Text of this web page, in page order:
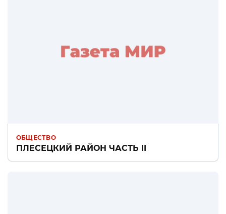
ОБЩЕСТВО
ПЛЕСЕЦКИЙ РАЙОН ЧАСТЬ II